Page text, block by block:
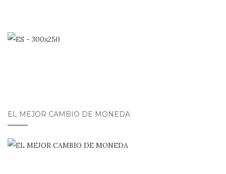
EL MEJOR CAMBIO DE MONEDA